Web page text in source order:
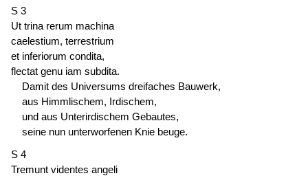
S 3
Ut trina rerum machina
caelestium, terrestrium
et inferiorum condita,
flectat genu iam subdita.
Damit des Universums dreifaches Bauwerk,
aus Himmlischem, Irdischem,
und aus Unterirdischem Gebautes,
seine nun unterworfenen Knie beuge.
S 4
Tremunt videntes angeli